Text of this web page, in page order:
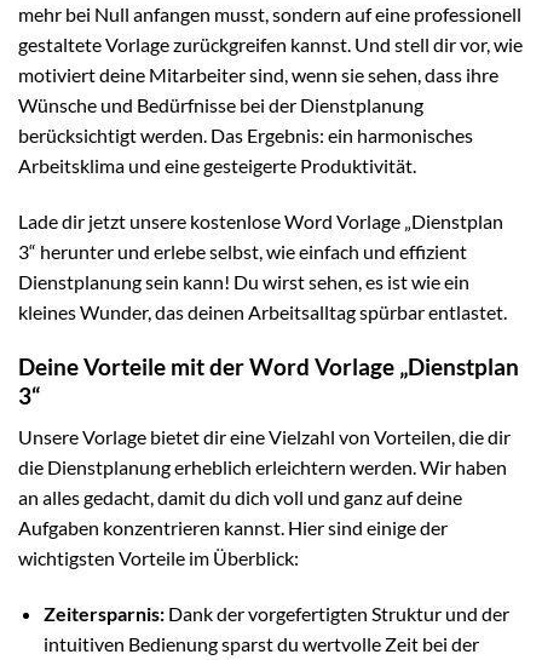
mehr bei Null anfangen musst, sondern auf eine professionell
gestaltete Vorlage zurückgreifen kannst. Und stell dir vor, wie
motiviert deine Mitarbeiter sind, wenn sie sehen, dass ihre
Wünsche und Bedürfnisse bei der Dienstplanung
berücksichtigt werden. Das Ergebnis: ein harmonisches
Arbeitsklima und eine gesteigerte Produktivität.
Lade dir jetzt unsere kostenlose Word Vorlage „Dienstplan
3“ herunter und erlebe selbst, wie einfach und effizient
Dienstplanung sein kann! Du wirst sehen, es ist wie ein
kleines Wunder, das deinen Arbeitsalltag spürbar entlastet.
Deine Vorteile mit der Word Vorlage „Dienstplan
3“
Unsere Vorlage bietet dir eine Vielzahl von Vorteilen, die dir
die Dienstplanung erheblich erleichtern werden. Wir haben
an alles gedacht, damit du dich voll und ganz auf deine
Aufgaben konzentrieren kannst. Hier sind einige der
wichtigsten Vorteile im Überblick:
Zeitersparnis:Dank der vorgefertigten Struktur und der
intuitiven Bedienung sparst du wertvolle Zeit bei der